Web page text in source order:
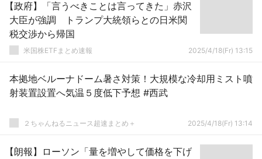
【政府】「言うべきことは言ってきた」赤沢
大臣が強調 トランプ大統領らとの日米関
税交渉から帰国
米国株ETFまとめ速報 2025/4/18(Fr) 13:15
本拠地ベルーナドーム暑さ対策！大規模な冷却用ミスト噴
射装置設置へ気温５度低下予想 #西武
２ちゃんねるニュース超速まとめ＋ 2025/4/18(Fr) 13:14
【朗報】ローソン「量を増やして価格を下げ